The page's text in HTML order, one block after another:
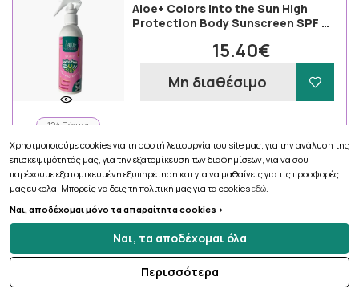
124 Πόντοι
Aloe+ Colors Into the Sun High
Protection Body Sunscreen SPF …
15.40€
Μη διαθέσιμο
143 Πόντοι
Frezyderm Sun Screen Active
Sensitive Face- Body SPF 50+ , 1 …
17.69€
Μη διαθέσιμο
Χρησιμοποιούμε cookies για τη σωστή λειτουργία του site μας, για την ανάλυση της
επισκεψιμότητάς μας, για την εξατομίκευση των διαφημίσεων, για να σου
παρέχουμε εξατομικευμένη εξυπηρέτηση και για να μαθαίνεις για τις προσφορές
μας εύκολα! Μπορείς να δεις τη πολιτική μας για τα cookiesεδώ.
Ναι, αποδέχομαι μόνο τα απαραίτητα cookies >
Ναι, τα αποδέχομαι όλα
Περισσότερα